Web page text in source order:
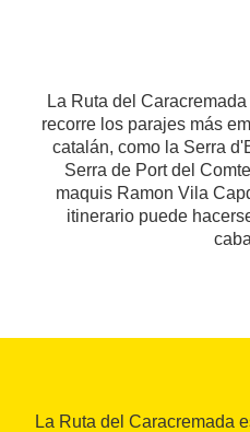
La Ruta del
recorre los parajes más
catalán, como la Serra
Serra de Port del
maquis Ramon Vila
itinerario puede
La Ruta del Caracremada